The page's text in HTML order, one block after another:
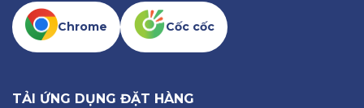
Chrome Cốc cốc
TẢI ỨNG DỤNG ĐẶT HÀNG